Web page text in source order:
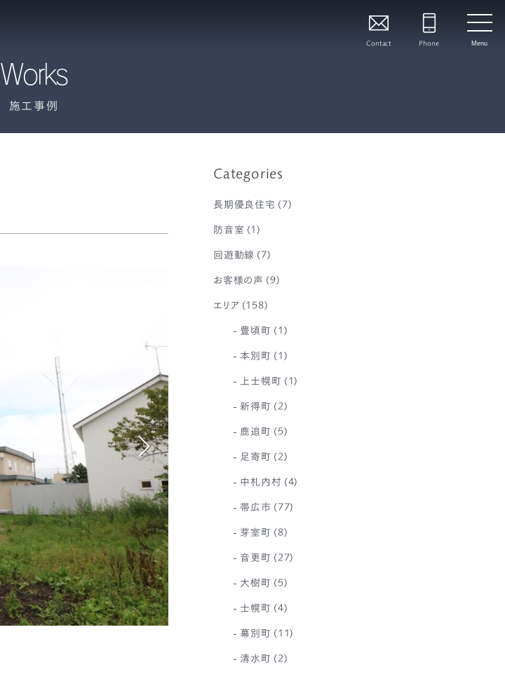
Contact Phone Menu
Works
施工事例
Categories
長期優良住宅 (7)
防音室 (1)
回遊動線 (7)
お客様の声 (9)
エリア (158)
豊頃町 (1)
本別町 (1)
上士幌町 (1)
新得町 (2)
鹿追町 (5)
足寄町 (2)
中札内村 (4)
帯広市 (77)
芽室町 (8)
音更町 (27)
大樹町 (5)
士幌町 (4)
幕別町 (11)
清水町 (2)